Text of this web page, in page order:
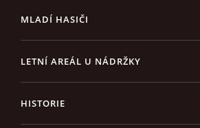
MLADÍ HASIČI
LETNÍ AREÁL U NÁDRŽKY
HISTORIE